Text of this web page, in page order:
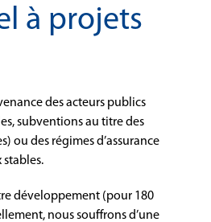
à projets
des acteurs publics
subventions au titre des
ou des régimes d’assurance
stables.
développement (pour 180
nous souffrons d’une